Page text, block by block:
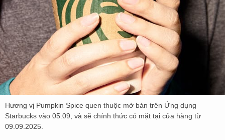
Hương vị Pumpkin Spice quen thuộc mở bán trên Ứng dụng
Starbucks vào 05.09, và sẽ chính thức có mặt tại cửa hàng từ
09.09.2025.​